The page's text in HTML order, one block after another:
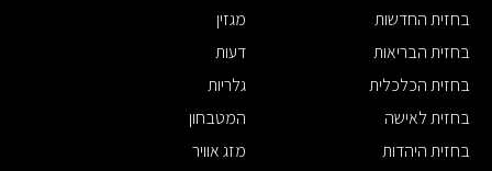
בחזית החדשות
בחזית הבריאות
בחזית הכלכלית
בחזית לאישה
בחזית היהדות
מגזין
דעות
גלריות
המטבחון
מזג אוויר